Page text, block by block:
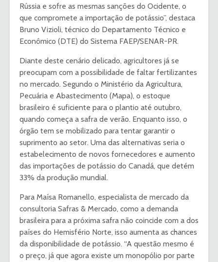
Rússia e sofre as mesmas sanções do Ocidente, o
que compromete a importação de potássio”, destaca
Bruno Vizioli, técnico do Departamento Técnico e
Econômico (DTE) do Sistema FAEP/SENAR-PR.
Diante deste cenário delicado, agricultores já se
preocupam com a possibilidade de faltar fertilizantes
no mercado. Segundo o Ministério da Agricultura,
Pecuária e Abastecimento (Mapa), o estoque
brasileiro é suficiente para o plantio até outubro,
quando começa a safra de verão. Enquanto isso, o
órgão tem se mobilizado para tentar garantir o
suprimento ao setor. Uma das alternativas seria o
estabelecimento de novos fornecedores e aumento
das importações de potássio do Canadá, que detém
33% da produção mundial.
Para Maísa Romanello, especialista de mercado da
consultoria Safras & Mercado, como a demanda
brasileira para a próxima safra não coincide com a dos
países do Hemisfério Norte, isso aumenta as chances
da disponibilidade de potássio. “A questão mesmo é
o preço, já que agora existe um monopólio por parte